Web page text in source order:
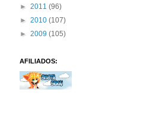
► 2011 (96)
► 2010 (107)
► 2009 (105)
AFILIADOS: